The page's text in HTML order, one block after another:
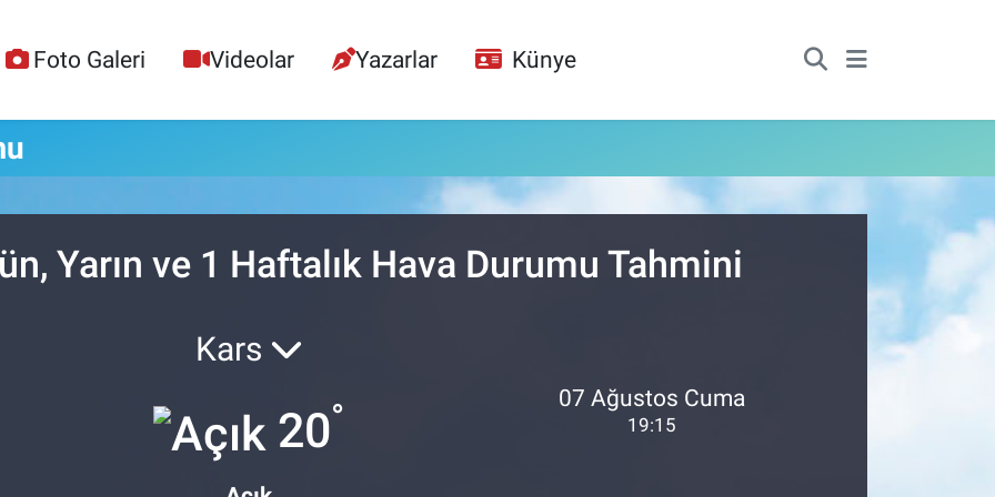
Foto Galeri Videolar Yazarlar Künye
Yarın ve 1 Haftalık Hava Durumu Tahmini
Kars
20° 07 Ağustos Cuma
19:15